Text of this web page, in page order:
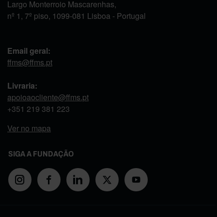
Largo Monterroio Mascarenhas,
nº 1, 7º piso, 1099-081 Lisboa - Portugal
Email geral:
ffms@ffms.pt
Livraria:
apoioaocliente@ffms.pt
+351 219 381 223
Ver no mapa
SIGA A FUNDAÇÃO